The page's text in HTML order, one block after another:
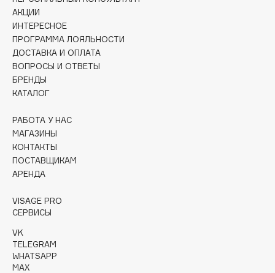
Consly
Corimo
CosRX
Crescina
Curaprox
D
d'Alba
DABO
DARLING*
Darphin
Davines
АКЦИИ
ИНТЕРЕСНОЕ
ПРОГРАММА ЛОЯЛЬНОСТИ
ДОСТАВКА И ОПЛАТА
ВОПРОСЫ И ОТВЕТЫ
БРЕНДЫ
КАТАЛОГ
РАБОТА У НАС
МАГАЗИНЫ
КОНТАКТЫ
ПОСТАВЩИКАМ
АРЕНДА
VISAGE PRO
СЕРВИСЫ
VK
TELEGRAM
WHATSAPP
MAX